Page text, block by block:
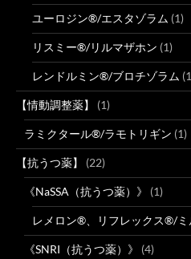
ユーロジン®/エスタゾラム (1)
リスミー®/リルマザホン (1)
レンドルミン®/ブロチゾラム
【情動調整薬】 (1)
ラミクタール®/ラモトリギン (1)
【抗うつ薬】 (22)
《NaSSA（抗うつ薬）》 (1)
レメロン®、リフレックス®/ミ
《SNRI（抗うつ薬）》 (4)